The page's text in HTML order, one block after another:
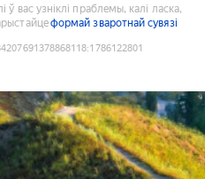
ў вас узніклі праблемы, калі ласка,
формай зваротнай сувязі
:1786122801